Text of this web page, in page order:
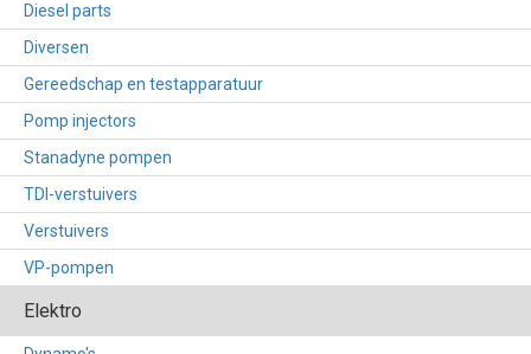
Diesel parts
Diversen
Gereedschap en testapparatuur
Pomp injectors
Stanadyne pompen
TDI-verstuivers
Verstuivers
VP-pompen
Elektro